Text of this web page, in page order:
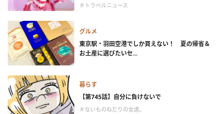
＃トラベルニュース
グルメ
東京駅・羽田空港でしか買えない！ 夏の帰省＆
お土産に選びたいセ...
暮らす
【第745話】自分に負けないで
＃ないものねだりの女達。